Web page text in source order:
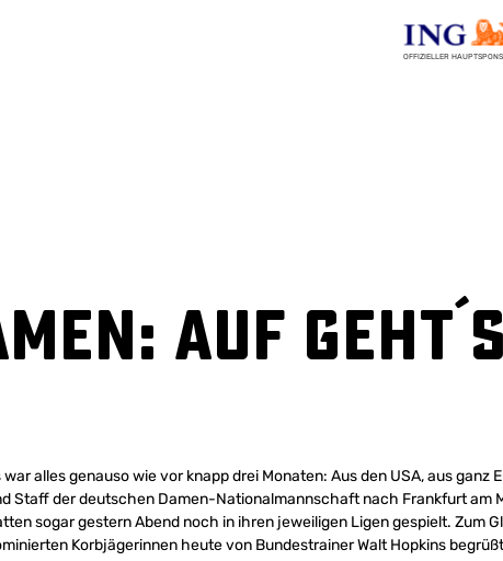
OFFIZIELLER
Auf
war alles genauso wie vor knapp drei Monaten: Aus den USA, aus
Staff der deutschen Damen-Nationalmannschaft nach Frankfurt am
sogar gestern Abend noch in ihren jeweiligen Ligen gespielt. Zum
Korbjägerinnen heute von Bundestrainer Walt Hopkins